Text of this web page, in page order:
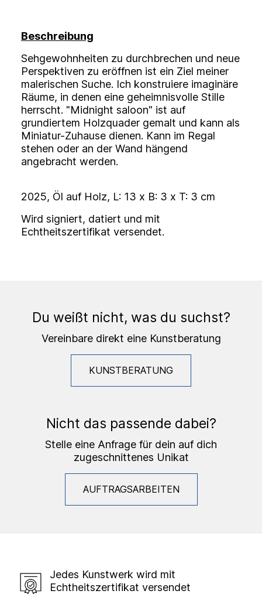
Beschreibung
Sehgewohnheiten zu durchbrechen und neue
Perspektiven zu eröffnen ist ein Ziel meiner
malerischen Suche. Ich konstruiere imaginäre
Räume, in denen eine geheimnisvolle Stille
herrscht. "Midnight saloon" ist auf
grundiertem Holzquader gemalt und kann als
Miniatur-Zuhause dienen. Kann im Regal
stehen oder an der Wand hängend
angebracht werden.
2025, Öl auf Holz, L: 13 x B: 3 x T: 3 cm
Wird signiert, datiert und mit
Echtheitszertifikat versendet.
Du weißt nicht, was du suchst?
Vereinbare direkt eine Kunstberatung
KUNSTBERATUNG
Nicht das passende dabei?
Stelle eine Anfrage für dein auf dich
zugeschnittenes Unikat
AUFTRAGSARBEITEN
Jedes Kunstwerk wird mit
Echtheitszertifikat versendet